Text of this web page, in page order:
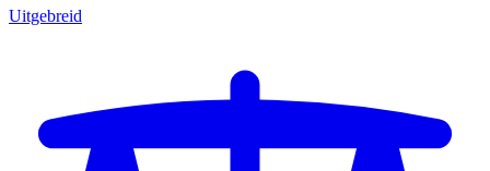
Uitgebreid